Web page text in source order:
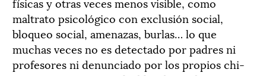
maltrato psicológico con exclusión social,
bloqueo social, amenazas, burlas… lo que
muchas veces no es detectado por padres ni
profesores ni denunciado por los propios chi-